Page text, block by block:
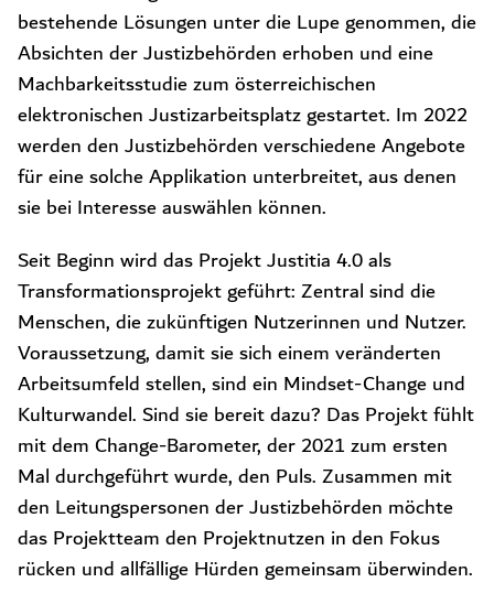
bestehende Lösungen unter die Lupe genommen, die
Absichten der Justizbehörden erhoben und eine
Machbarkeitsstudie zum österreichischen
elektronischen Justizarbeitsplatz gestartet. Im 2022
werden den Justizbehörden verschiedene Angebote
für eine solche Applikation unterbreitet, aus denen
sie bei Interesse auswählen können.
Seit Beginn wird das Projekt Justitia 4.0 als
Transformationsprojekt geführt: Zentral sind die
Menschen, die zukünftigen Nutzerinnen und Nutzer.
Voraussetzung, damit sie sich einem veränderten
Arbeitsumfeld stellen, sind ein Mindset-Change und
Kulturwandel. Sind sie bereit dazu? Das Projekt fühlt
mit dem Change-Barometer, der 2021 zum ersten
Mal durchgeführt wurde, den Puls. Zusammen mit
den Leitungspersonen der Justizbehörden möchte
das Projektteam den Projektnutzen in den Fokus
rücken und allfällige Hürden gemeinsam überwinden.